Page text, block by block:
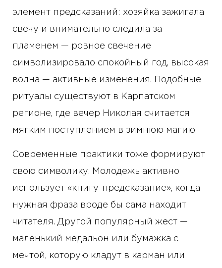
элемент предсказаний: хозяйка зажигала
свечу и внимательно следила за
пламенем — ровное свечение
символизировало спокойный год, высокая
волна — активные изменения. Подобные
ритуалы существуют в Карпатском
регионе, где вечер Николая считается
мягким поступлением в зимнюю магию.
Современные практики тоже формируют
свою символику. Молодежь активно
использует «книгу-предсказание», когда
нужная фраза вроде бы сама находит
читателя. Другой популярный жест —
маленький медальон или бумажка с
мечтой, которую кладут в карман или